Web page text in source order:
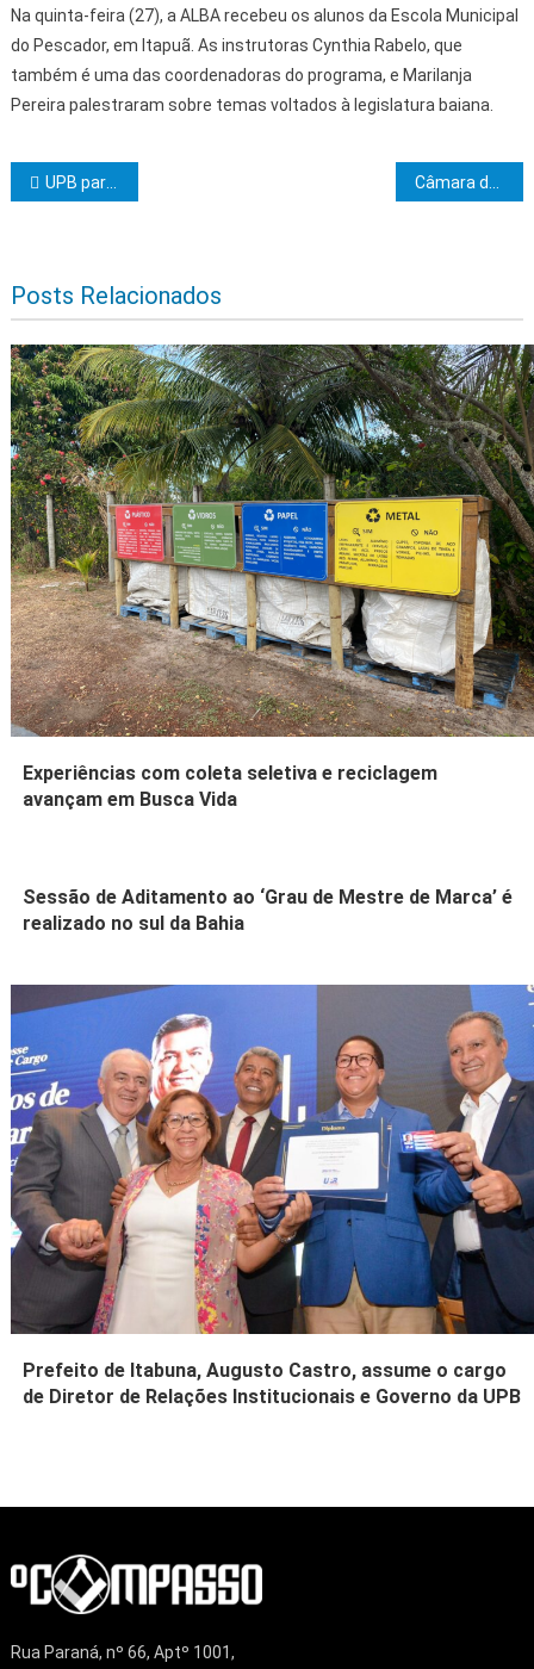
Na quinta-feira (27), a ALBA recebeu os alunos da Escola Municipal
do Pescador, em Itapuã. As instrutoras Cynthia Rabelo, que
também é uma das coordenadoras do programa, e Marilanja
Pereira palestraram sobre temas voltados à legislatura baiana.
Navegação de Post
UPB participa de seminário do MPBA sobre cobrança pelos serviços de manejo de resíduos sólidos Câmara de Ilhéus aprova projeto que amplia formas de pagamento pela recarga do cartão de transporte
Posts Relacionados
Experiências com coleta seletiva e reciclagem
avançam em Busca Vida
Sessão de Aditamento ao ‘Grau de Mestre de Marca’ é
realizado no sul da Bahia
Prefeito de Itabuna, Augusto Castro, assume o cargo
de Diretor de Relações Institucionais e Governo da UPB
Rua Paraná, nº 66, Aptº 1001,